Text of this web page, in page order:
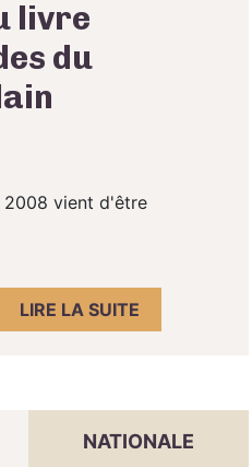
livre
du
2008 vient d'être
LIRE LA SUITE
NATIONALE